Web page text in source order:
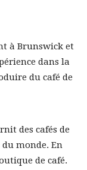
à Brunswick et
dans la
du café de
des cafés de
monde. En
de café.